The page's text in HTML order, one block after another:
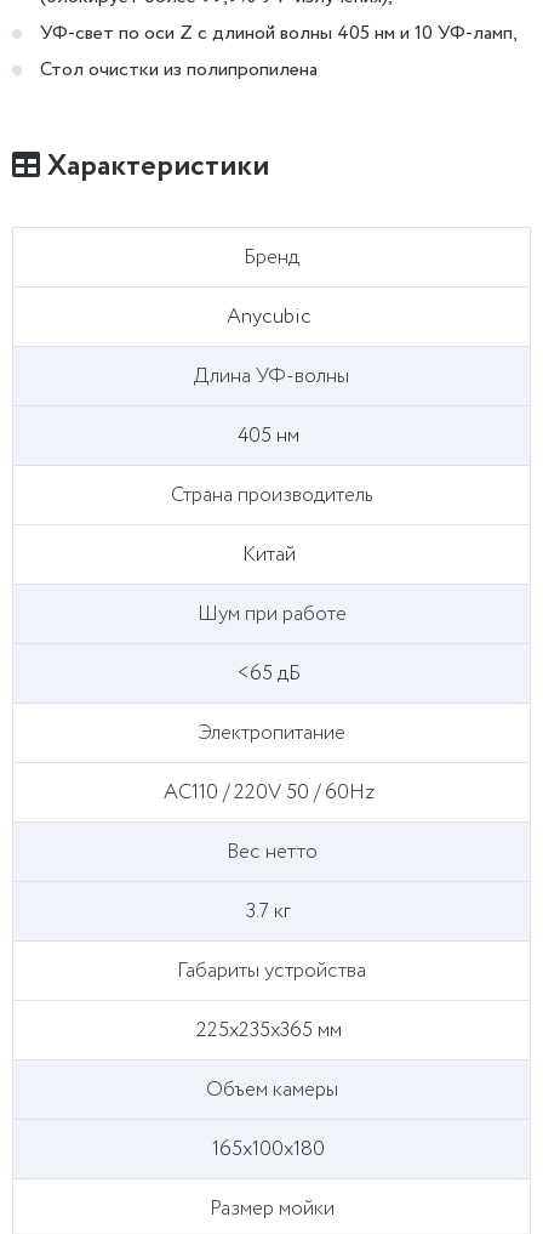
УФ-свет по оси Z с длиной волны 405 нм и 10 УФ-ламп,
Стол очистки из полипропилена
Характеристики
Бренд
Anycubic
Длина УФ-волны
405 нм
Страна производитель
Китай
Шум при работе
<65 дБ
Электропитание
AC110 / 220V 50 / 60Hz
Вес нетто
3.7 кг
Габариты устройства
225х235х365 мм
Объем камеры
165х100х180
Размер мойки